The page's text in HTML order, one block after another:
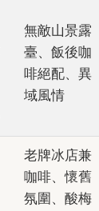
無敵山景露
臺、飯後咖
啡絕配、異
域風情
老牌冰店兼
咖啡、懷舊
氛圍、酸梅